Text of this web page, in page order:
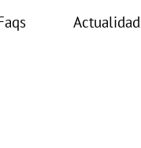
Actualidad